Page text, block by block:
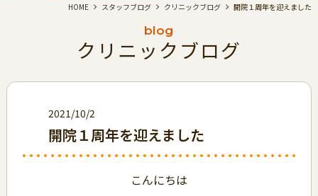
HOME スタッフブログ クリニックブログ 開院１周年を迎えました
blog
クリニックブログ
2021/10/2
開院１周年を迎えました
こんにちは